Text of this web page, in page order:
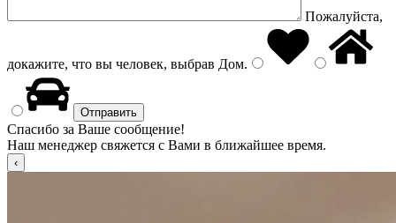
Пожалуйста,
докажите, что вы человек, выбрав Дом.
Спасибо за Ваше сообщение!
Наш менеджер свяжется с Вами в ближайшее время.